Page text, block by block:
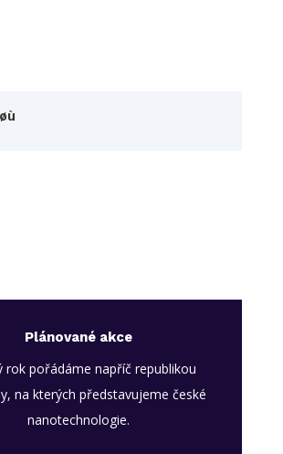
Plánované akce
rok pořádáme napříč republikou
na kterých představujeme české
nanotechnologie.